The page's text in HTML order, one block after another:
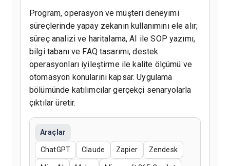
Program, operasyon ve müşteri deneyimi
süreçlerinde yapay zekanın kullanımını ele alır;
süreç analizi ve haritalama, AI ile SOP yazımı,
bilgi tabanı ve FAQ tasarımı, destek
operasyonları iyileştirme ile kalite ölçümü ve
otomasyon konularını kapsar. Uygulama
bölümünde katılımcılar gerçekçi senaryolarla
çıktılar üretir.
Araçlar
ChatGPT Claude Zapier Zendesk